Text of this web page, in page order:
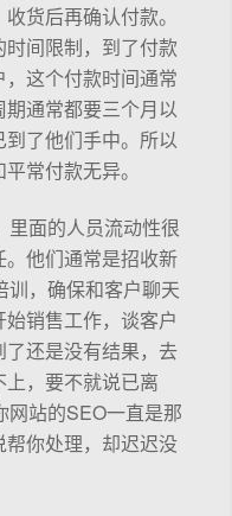
货后再确认付款。
间限制，到了付款
这个付款时间通常
通常都要三个月以
了他们手中。所以
常付款无异。
里面的人员流动性很
他们通常是招收新
训，确保和客户聊天
销售工作，谈客户
还是没有结果，去
，要不就说已离
网站的SEO一直是那
你处理，却迟迟没